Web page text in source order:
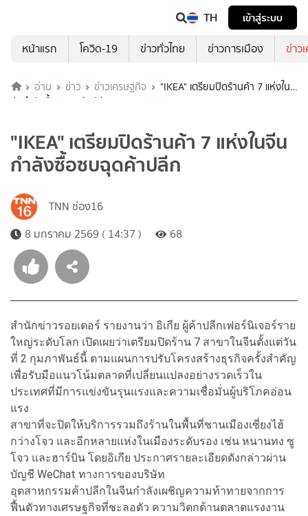
TH
เข้าสู่ระบบ
หน้าแรก
โควิด-19 ข่าวทั่วไทย ข่าวการเมือง ข่าว
อ่าน ข่าว ข่าวเศรษฐกิจ
"IKEA" เตรียมปิดร้านค้า 7 แห่งใน
จีนกำลังซื้อซบฉุดค้าปลีก
"IKEA" เตรียมปิดร้านค้า 7 แห่งในจีน
กำลังซื้อซบฉุดค้าปลีก
TNN ช่อง16
8 มกราคม 2569 ( 14:37 )
68
สำนักข่าวรอยเตอร์ รายงานว่า อิเกีย ผู้ค้าปลีกเฟอร์นิเจอร์ราย
ใหญ่ระดับโลก เปิดเผยว่าเตรียมปิดร้าน 7 สาขาในจีนตั้งแต่วัน
ที่ 2 กุมภาพันธ์นี้ ตามแผนการปรับโครงสร้างธุรกิจครั้งสำคัญ
เพื่อรับมือแนวโน้มตลาดที่เปลี่ยนแปลงอย่างรวดเร็วใน
ประเทศที่มีการแข่งขันรุนแรงและความเชื่อมั่นผู้บริโภคอ่อน
แรง
สาขาที่จะปิดให้บริการรวมถึงร้านในพื้นที่ชานเมืองเซี่ยงไฮ้
กว่างโจว และอีกหลายแห่งในเมืองระดับรอง เช่น หนานทง ซู
โจว และฮาร์บิน โดยอิเกีย ประกาศรายละเอียดดังกล่าวผ่าน
บัญชี WeChat ทางการของบริษัท
อุตสาหกรรมค้าปลีกในจีนกำลังเผชิญความท้าทายจากการ
ฟื้นตัวทางเศรษฐกิจที่ชะลอตัว ความวิตกด้านตลาดแรงงาน